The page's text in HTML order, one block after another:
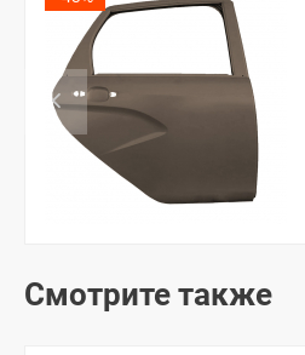
Смотрите также